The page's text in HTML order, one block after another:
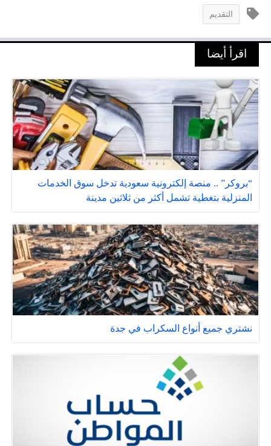
التقديم
اقرأ أيضا
“بروكر” .. منصة إلكترونية سعودية تدخل سوق الخدمات
المنزلية بتغطية تشمل أكثر من ثلاثين مدينة
نشتري جميع أنواع السكراب في جدة